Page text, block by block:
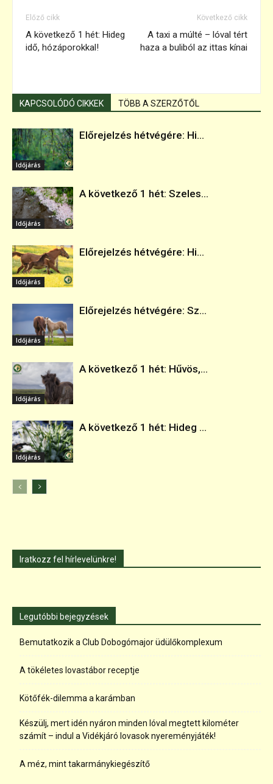
Előző cikk
A következő 1 hét: Hideg
idő, hózáporokkal!
Következő cikk
A taxi a múlté – lóval tért
haza a buliból az ittas kínai
KAPCSOLÓDÓ CIKKEK TÖBB A SZERZŐTŐL
Időjárás
Előrejelzés hétvégére: Hi...
Időjárás
A következő 1 hét: Szeles...
Időjárás
Előrejelzés hétvégére: Hi...
Időjárás
Előrejelzés hétvégére: Sz...
Időjárás
A következő 1 hét: Hűvös,...
Időjárás
A következő 1 hét: Hideg ...
Iratkozz fel hírlevelünkre!
Legutóbbi bejegyzések
Bemutatkozik a Club Dobogómajor üdülőkomplexum
A tökéletes lovastábor receptje
Kötőfék-dilemma a karámban
Készülj, mert idén nyáron minden lóval megtett kilométer
számít – indul a Vidékjáró lovasok nyereményjáték!
A méz, mint takarmánykiegészítő